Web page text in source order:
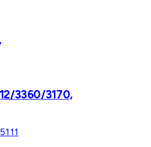
3360/3170,